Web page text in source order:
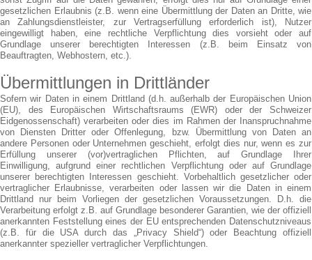
gesetzlichen Erlaubnis (z.B. wenn eine Übermittlung der Daten an Dritte, wie
an Zahlungsdienstleister, zur Vertragserfüllung erforderlich ist), Nutzer
eingewilligt haben, eine rechtliche Verpflichtung dies vorsieht oder auf
Grundlage unserer berechtigten Interessen (z.B. beim Einsatz von
Beauftragten, Webhostern, etc.).
Übermittlungen in Drittländer
Sofern wir Daten in einem Drittland (d.h. außerhalb der Europäischen Union
(EU), des Europäischen Wirtschaftsraums (EWR) oder der Schweizer
Eidgenossenschaft) verarbeiten oder dies im Rahmen der Inanspruchnahme
von Diensten Dritter oder Offenlegung, bzw. Übermittlung von Daten an
andere Personen oder Unternehmen geschieht, erfolgt dies nur, wenn es zur
Erfüllung unserer (vor)vertraglichen Pflichten, auf Grundlage Ihrer
Einwilligung, aufgrund einer rechtlichen Verpflichtung oder auf Grundlage
unserer berechtigten Interessen geschieht. Vorbehaltlich gesetzlicher oder
vertraglicher Erlaubnisse, verarbeiten oder lassen wir die Daten in einem
Drittland nur beim Vorliegen der gesetzlichen Voraussetzungen. D.h. die
Verarbeitung erfolgt z.B. auf Grundlage besonderer Garantien, wie der offiziell
anerkannten Feststellung eines der EU entsprechenden Datenschutzniveaus
(z.B. für die USA durch das „Privacy Shield“) oder Beachtung offiziell
anerkannter spezieller vertraglicher Verpflichtungen.